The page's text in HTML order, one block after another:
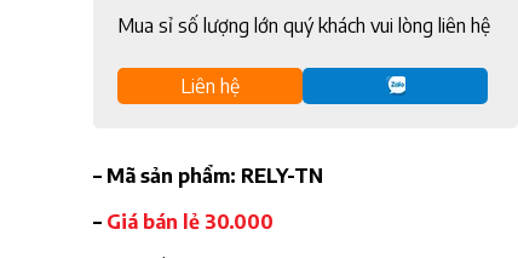
Mua sỉ số lượng lớn quý khách vui lòng liên hệ
Liên hệ
– Mã sản phẩm: RELY-TN
– Giá bán lẻ 30.000